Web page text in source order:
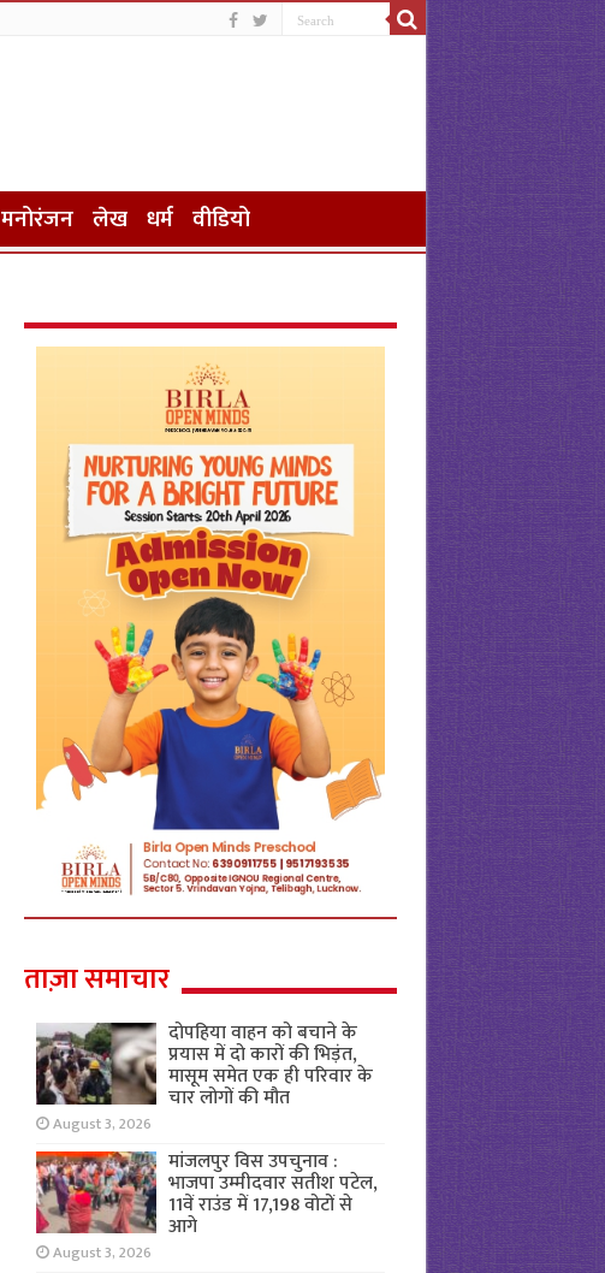
मनोरंजन लेख धर्म वीडियो
ताज़ा समाचार
दोपहिया वाहन को बचाने के
प्रयास में दो कारों की भिड़ंत,
मासूम समेत एक ही परिवार के
चार लोगों की मौत
August 3, 2026
मांजलपुर विस उपचुनाव :
भाजपा उम्मीदवार सतीश पटेल,
11वें राउंड में 17,198 वोटों से
आगे
August 3, 2026